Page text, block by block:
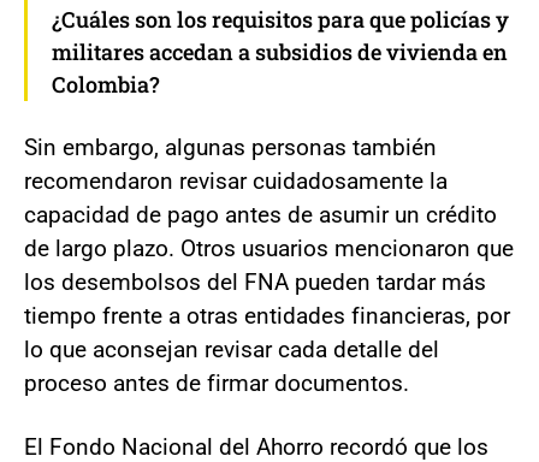
¿Cuáles son los requisitos para que policías y
militares accedan a subsidios de vivienda en
Colombia?
Sin embargo, algunas personas también
recomendaron revisar cuidadosamente la
capacidad de pago antes de asumir un crédito
de largo plazo. Otros usuarios mencionaron que
los desembolsos del FNA pueden tardar más
tiempo frente a otras entidades financieras, por
lo que aconsejan revisar cada detalle del
proceso antes de firmar documentos.
El Fondo Nacional del Ahorro recordó que los